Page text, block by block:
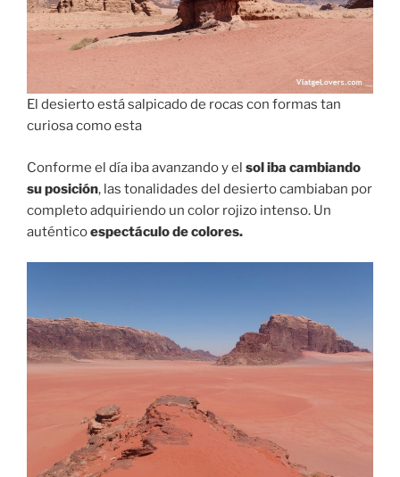
El desierto está salpicado de rocas con formas tan
curiosa como esta
Conforme el día iba avanzando y el sol iba cambiando
su posición, las tonalidades del desierto cambiaban por
completo adquiriendo un color rojizo intenso. Un
auténticoespectáculo de colores.